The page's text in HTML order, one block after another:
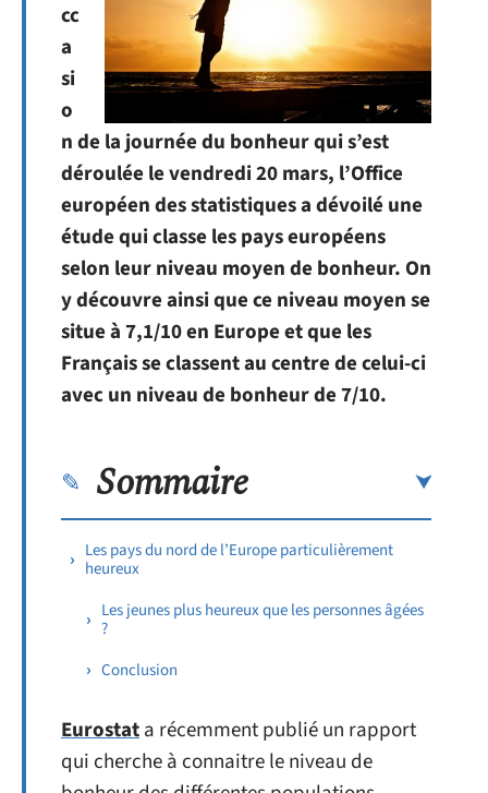
cc
a
si
o
n de la journée du bonheur qui s’est
déroulée le vendredi 20 mars, l’Office
européen des statistiques a dévoilé une
étude qui classe les pays européens
selon leur niveau moyen de bonheur. On
y découvre ainsi que ce niveau moyen se
situe à 7,1/10 en Europe et que les
Français se classent au centre de celui-ci
avec un niveau de bonheur de 7/10.
Sommaire
Les pays du nord de l’Europe particulièrement
heureux
Les jeunes plus heureux que les personnes âgées
?
Conclusion
Eurostata récemment publié un rapport
qui cherche à connaitre le niveau de